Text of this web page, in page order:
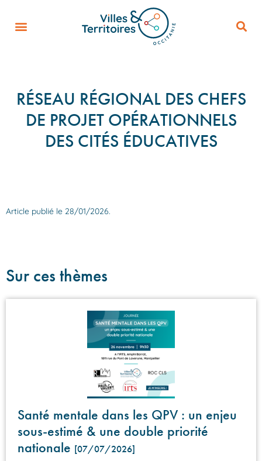
RÉSEAU RÉGIONAL DES CHEFS
DE PROJET OPÉRATIONNELS
DES CITÉS ÉDUCATIVES
Article publié le 28/01/2026.
Sur ces thèmes
Santé mentale dans les QPV : un enjeu
sous-estimé & une double priorité
nationale [07/07/2026]